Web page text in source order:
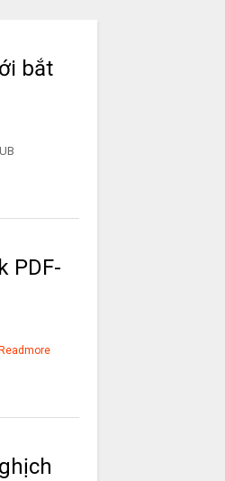
bắt
EPUB
PDF-
Readmore